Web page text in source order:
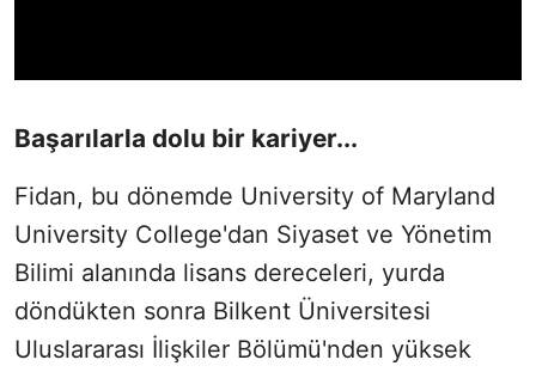
Başarılarla dolu bir kariyer...
Fidan, bu dönemde University of Maryland
University College'dan Siyaset ve Yönetim
Bilimi alanında lisans dereceleri, yurda
döndükten sonra Bilkent Üniversitesi
Uluslararası İlişkiler Bölümü'nden yüksek